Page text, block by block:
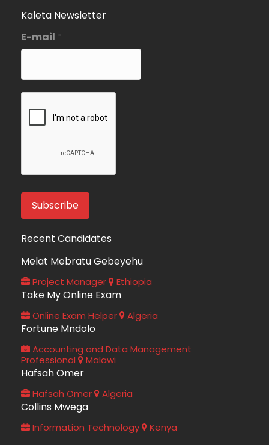
Kaleta Newsletter
E-mail *
Recent Candidates
Melat Mebratu Gebeyehu
Project Manager Ethiopia
Take My Online Exam
Online Exam Helper Algeria
Fortune Mndolo
Accounting and Data Management
Professional
Malawi
Hafsah Omer
Hafsah Omer Algeria
Collins Mwega
Information Technology Kenya